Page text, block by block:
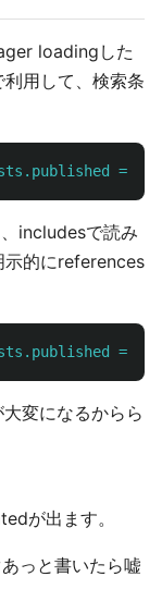
loadingした
用して、検索条
= ?"
includesで読み
示的にreferences
= ?"
変になるからら
が出ます。
っと書いたら嘘